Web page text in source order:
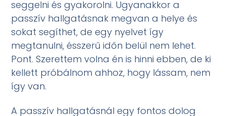
seggelni és gyakorolni. Ugyanakkor a
passzív hallgatásnak megvan a helye és
sokat segíthet, de egy nyelvet így
megtanulni, ésszerű időn belül nem lehet.
Pont. Szerettem volna én is hinni ebben, de ki
kellett próbálnom ahhoz, hogy lássam, nem
így van.
A passzív hallgatásnál egy fontos dolog